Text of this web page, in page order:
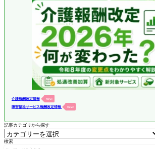
介護報酬改定情報 New!
障害福祉サービス報酬改定情報 New!
記事カテゴリから探す
検索